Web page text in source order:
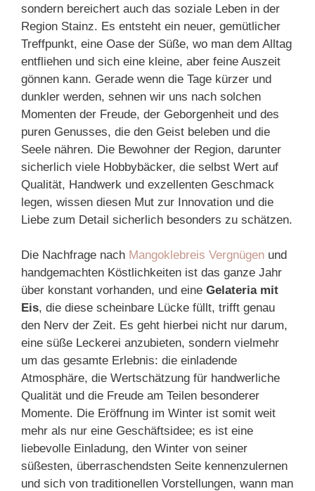
sondern bereichert auch das soziale Leben in der
Region Stainz. Es entsteht ein neuer, gemütlicher
Treffpunkt, eine Oase der Süße, wo man dem Alltag
entfliehen und sich eine kleine, aber feine Auszeit
gönnen kann. Gerade wenn die Tage kürzer und
dunkler werden, sehnen wir uns nach solchen
Momenten der Freude, der Geborgenheit und des
puren Genusses, die den Geist beleben und die
Seele nähren. Die Bewohner der Region, darunter
sicherlich viele Hobbybäcker, die selbst Wert auf
Qualität, Handwerk und exzellenten Geschmack
legen, wissen diesen Mut zur Innovation und die
Liebe zum Detail sicherlich besonders zu schätzen.
Die Nachfrage nach Mangoklebreis Vergnügen und
handgemachten Köstlichkeiten ist das ganze Jahr
über konstant vorhanden, und eine Gelateria mit
Eis, die diese scheinbare Lücke füllt, trifft genau
den Nerv der Zeit. Es geht hierbei nicht nur darum,
eine süße Leckerei anzubieten, sondern vielmehr
um das gesamte Erlebnis: die einladende
Atmosphäre, die Wertschätzung für handwerliche
Qualität und die Freude am Teilen besonderer
Momente. Die Eröffnung im Winter ist somit weit
mehr als nur eine Geschäftsidee; es ist eine
liebevolle Einladung, den Winter von seiner
süßesten, überraschendsten Seite kennenzulernen
und sich von traditionellen Vorstellungen, wann man